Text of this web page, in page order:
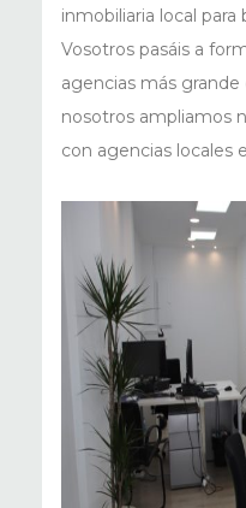
inmobiliaria local
Vosotros pasáis a
agencias más
nosotros ampliamos
con agencias locales